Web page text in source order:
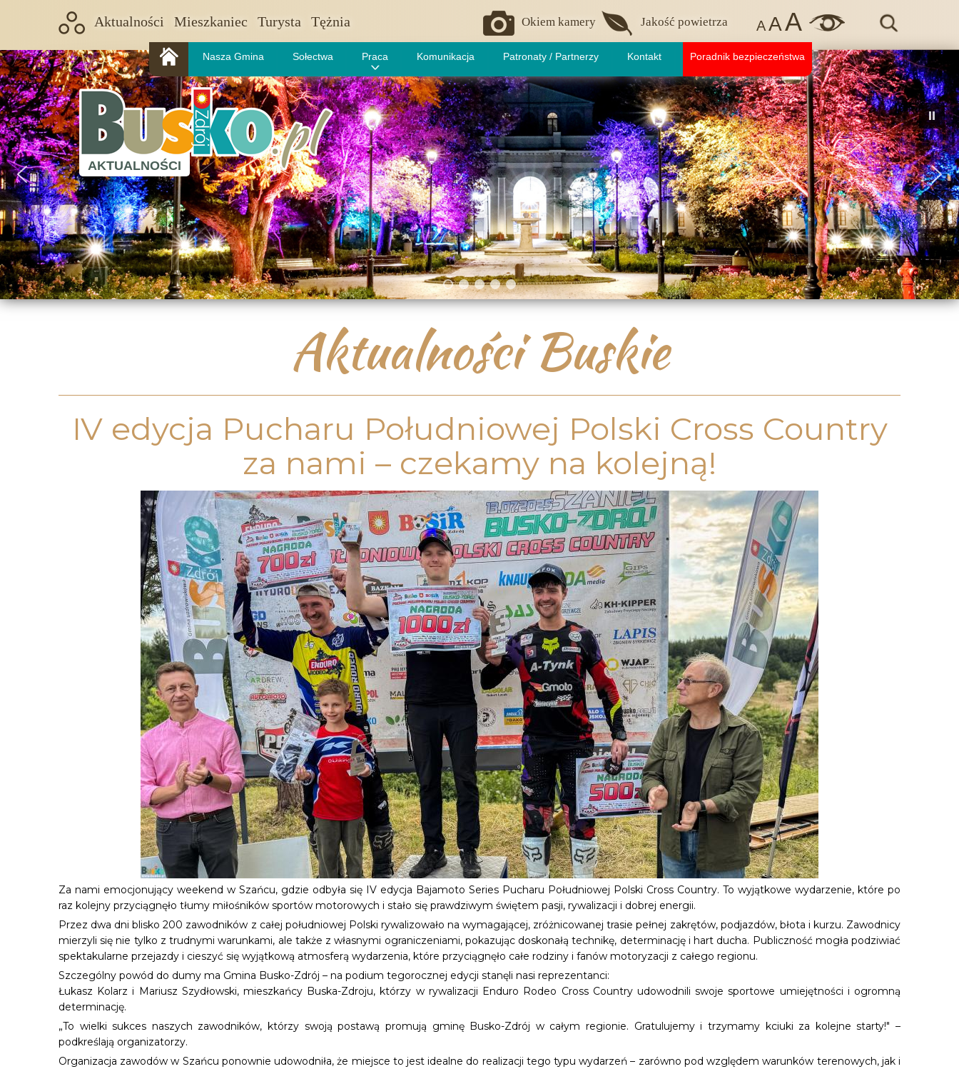
Aktualności Mieszkaniec Turysta Tężnia Okiem kamery Jakość powietrza AAA
AKTUALNOŚCI
Nasza Gmina Sołectwa Praca Komunikacja Patronaty / Partnerzy Kontakt Poradnik bezpieczeństwa
Aktualności Buskie
IV edycja Pucharu Południowej Polski Cross Country
za nami – czekamy na kolejną!
Za nami emocjonujący weekend w Szańcu, gdzie odbyła się IV edycja Bajamoto Series Pucharu Południowej Polski Cross Country. To wyjątkowe wydarzenie, które po
raz kolejny przyciągnęło tłumy miłośników sportów motorowych i stało się prawdziwym świętem pasji, rywalizacji i dobrej energii.
Przez dwa dni blisko 200 zawodników z całej południowej Polski rywalizowało na wymagającej, zróżnicowanej trasie pełnej zakrętów, podjazdów, błota i kurzu. Zawodnicy
mierzyli się nie tylko z trudnymi warunkami, ale także z własnymi ograniczeniami, pokazując doskonałą technikę, determinację i hart ducha. Publiczność mogła podziwiać
spektakularne przejazdy i cieszyć się wyjątkową atmosferą wydarzenia, które przyciągnęło całe rodziny i fanów motoryzacji z całego regionu.
Szczególny powód do dumy ma Gmina Busko-Zdrój – na podium tegorocznej edycji stanęli nasi reprezentanci:
Łukasz Kolarz i Mariusz Szydłowski, mieszkańcy Buska-Zdroju, którzy w rywalizacji Enduro Rodeo Cross Country udowodnili swoje sportowe umiejętności i ogromną
determinację.
„To wielki sukces naszych zawodników, którzy swoją postawą promują gminę Busko-Zdrój w całym regionie. Gratulujemy i trzymamy kciuki za kolejne starty!" –
podkreślają organizatorzy.
Organizacja zawodów w Szańcu ponownie udowodniła, że miejsce to jest idealne do realizacji tego typu wydarzeń – zarówno pod względem warunków terenowych, jak i